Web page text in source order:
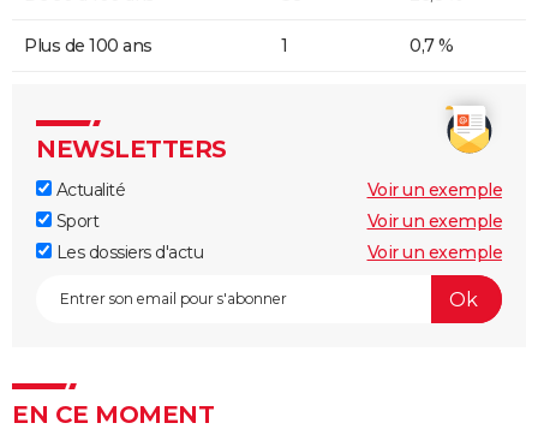
Plus de 100 ans 1 0,7 %
NEWSLETTERS
Actualité
Voir un exemple
Sport
Voir un exemple
Les dossiers d'actu
Voir un exemple
EN CE MOMENT